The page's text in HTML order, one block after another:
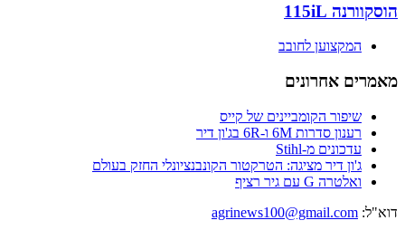
הוסקוורנה 115iL
המקצוען לחובב
מאמרים אחרונים
שיפור הקומביינים של קייס
רענון סדרות 6M ו-6R בג'ון דיר
עדכונים מ-Stihl
ג'ון דיר מציגה: הטרקטור הקונבנציונלי החזק בעולם
ואלטרה G עם גיר רציף
דוא"ל: agrinews100@gmail.com